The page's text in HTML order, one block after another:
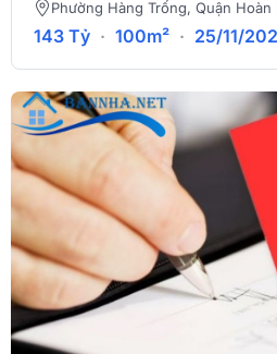
Phường Hàng Trống, Quận Hoàn
143 Tỷ · 100m² · 25/11/